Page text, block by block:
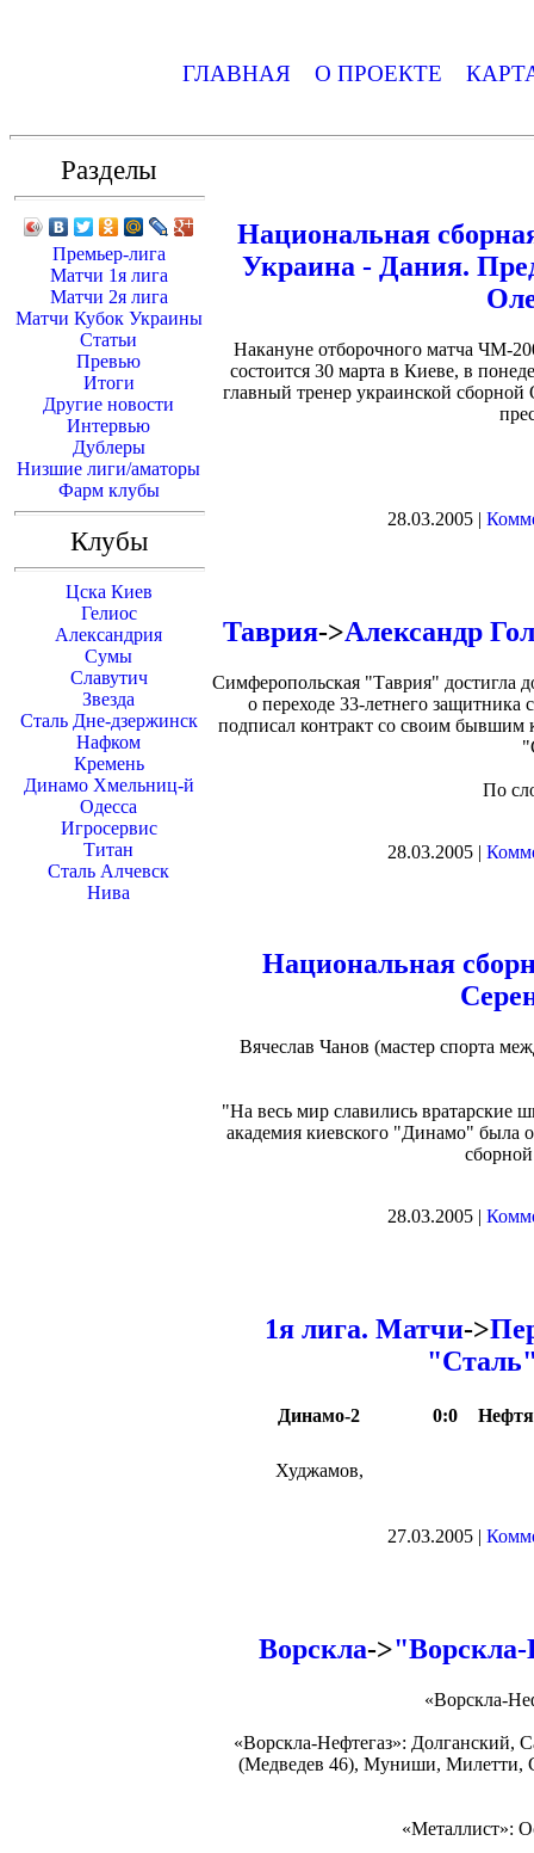
ГЛАВНАЯ О ПРОЕКТЕ
Разделы
Премьер-лига
Матчи 1я лига
Матчи 2я лига
Матчи Кубок Украины
Статьи
Превью
Итоги
Другие новости
Интервью
Дублеры
Низшие лиги/аматоры
Фарм клубы
Клубы
Цска Киев
Гелиос
Александрия
Сумы
Славутич
Звезда
Сталь Дне-дзержинск
Нафком
Кремень
Динамо Хмельниц-й
Одесса
Игросервис
Титан
Сталь Алчевск
Нива
Национальная
Украина - Дания.
Накануне отборочного матча ЧМ-
состоится 30 марта в Киеве, в
главный тренер украинской
28.03.2005 |
Таврия->Александр
Симферопольская "Таврия" достигла
о переходе 33-летнего защитника
подписал контракт со своим бывшим
По
28.03.2005 |
Национальная
Вячеслав Чанов (мастер спорта
"На весь мир славились вратарские
академия киевского "Динамо" была
28.03.2005 |
1я лига. Матчи->
Динамо-2 0:0
Худжамов,
27.03.2005 |
Ворскла->
«Ворскла-
«Ворскла-Нефтегаз»: Долганский,
(Медведев 46), Муниши, Милетти,
«Металлист»: